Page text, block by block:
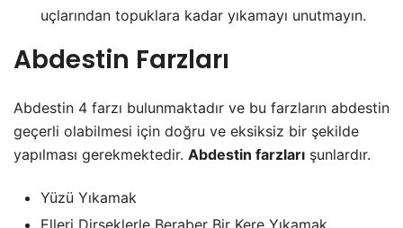
uçlarından topuklara kadar yıkamayı unutmayın.
Abdestin Farzları
Abdestin 4 farzı bulunmaktadır ve bu farzların abdestin
geçerli olabilmesi için doğru ve eksiksiz bir şekilde
yapılması gerekmektedir. Abdestin farzları şunlardır.
Yüzü Yıkamak